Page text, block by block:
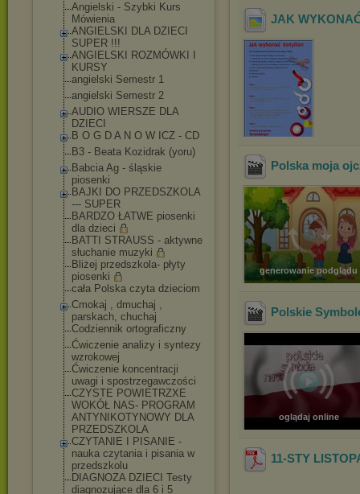
Angielski - Szybki Kurs
Mówienia
ANGIELSKI DLA DZIECI
SUPER !!!
ANGIELSKI ROZMÓWKI I
KURSY
angielski Semestr 1
angielski Semestr 2
AUDIO WIERSZE DLA
DZIECI
B O G D A N O W ICZ - CD
B3 - Beata Kozidrak (yoru)
Babcia Ag - śląskie
piosenki
BAJKI DO PRZEDSZKOLA
--- SUPER
BARDZO ŁATWE piosenki
dla dzieci
BATTI STRAUSS - aktywne
słuchanie muzyki
Bliżej przedszkola- płyty
piosenki
cała Polska czyta dzieciom
Cmokaj , dmuchaj ,
parskach, chuchaj
Codziennik ortograficzny
Ćwiczenie analizy i syntezy
wzrokowej
Ćwiczenie koncentracji
uwagi i spostrzegawczości
CZYSTE POWIETRZXE
WOKÓŁ NAS- PROGRAM
ANTYNIKOTYNOWY DLA
PRZEDSZKOLA
CZYTANIE I PISANIE -
nauka czytania i pisania w
przedszkolu
DIAGNOZA DZIECI Testy
diagnozujące dla 6 i 5
JAK
Polska moja
generowanie podglądu
Polskie
oglądaj online
11-STY